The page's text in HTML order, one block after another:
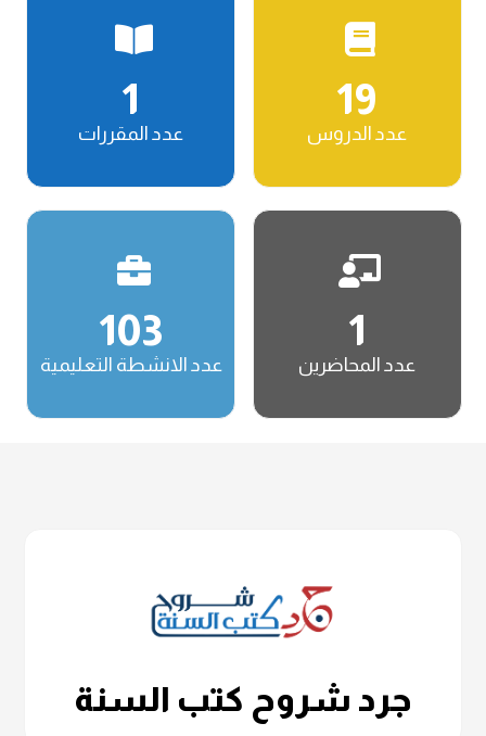
19
عدد الدروس
1
عدد المقررات
1
عدد المحاضرين
103
عدد الانشطة التعليمية
جرد شروح كتب السنة